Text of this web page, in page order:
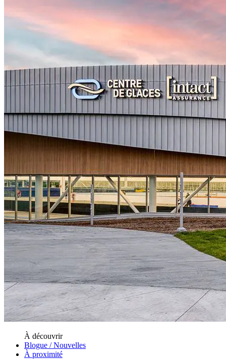
À découvrir
Blogue / Nouvelles
À proximité